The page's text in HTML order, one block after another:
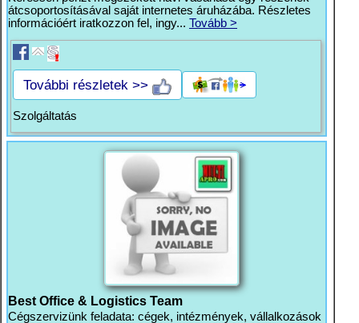
átcsoportosításával saját internetes áruházába. Részletes
információért iratkozzon fel, ingy... Tovább >
További részletek >>
Szolgáltatás
Best Office & Logistics Team
Cégszervizünk feladata: cégek, intézmények, vállalkozások